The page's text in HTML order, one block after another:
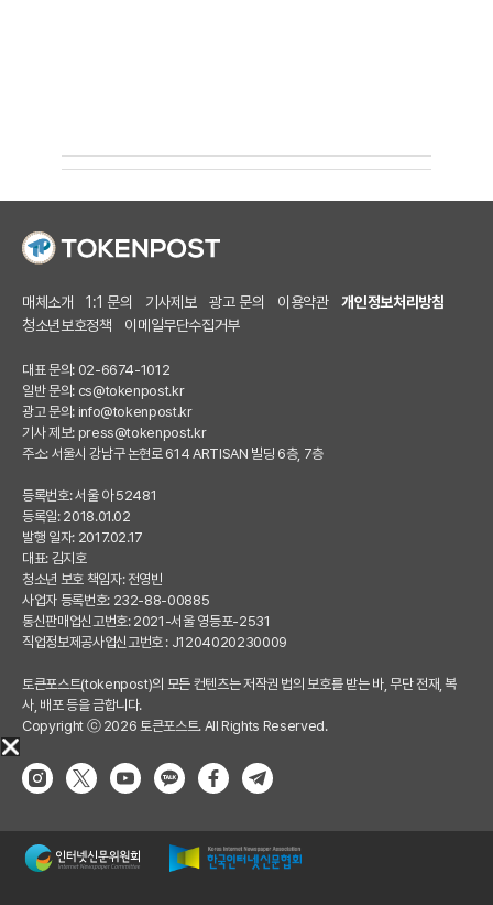
매체소개 1:1 문의 기사제보 광고 문의 이용약관
개인정보처리방침
청소년보호정책
이메일무단수집거부
대표 문의: 02-6674-1012
일반 문의: cs@tokenpost.kr
광고 문의: info@tokenpost.kr
기사 제보: press@tokenpost.kr
주소: 서울시 강남구 논현로 614 ARTISAN 빌딩 6층, 7층
등록번호: 서울 아 52481
등록일: 2018.01.02
발행 일자: 2017.02.17
대표: 김지호
청소년 보호 책임자: 전영빈
사업자 등록번호: 232-88-00885
통신판매업신고번호: 2021-서울 영등포-2531
직업정보제공사업신고번호 : J1204020230009
토큰포스트(tokenpost)의 모든 컨텐츠는 저작권 법의 보호를 받는 바, 무단 전재, 복
사, 배포 등을 금합니다.
Copyright ⓒ 2026 토큰포스트. All Rights Reserved.